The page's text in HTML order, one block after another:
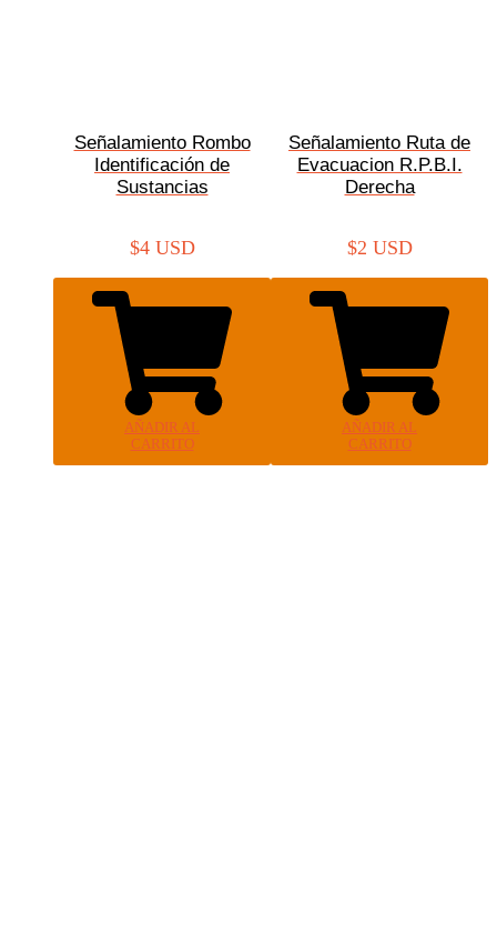
Señalamiento Rombo
Identificación de
Sustancias
$4 USD
AÑADIR AL
CARRITO
Señalamiento Ruta de
Evacuacion R.P.B.I.
Derecha
$2 USD
AÑADIR AL
CARRITO